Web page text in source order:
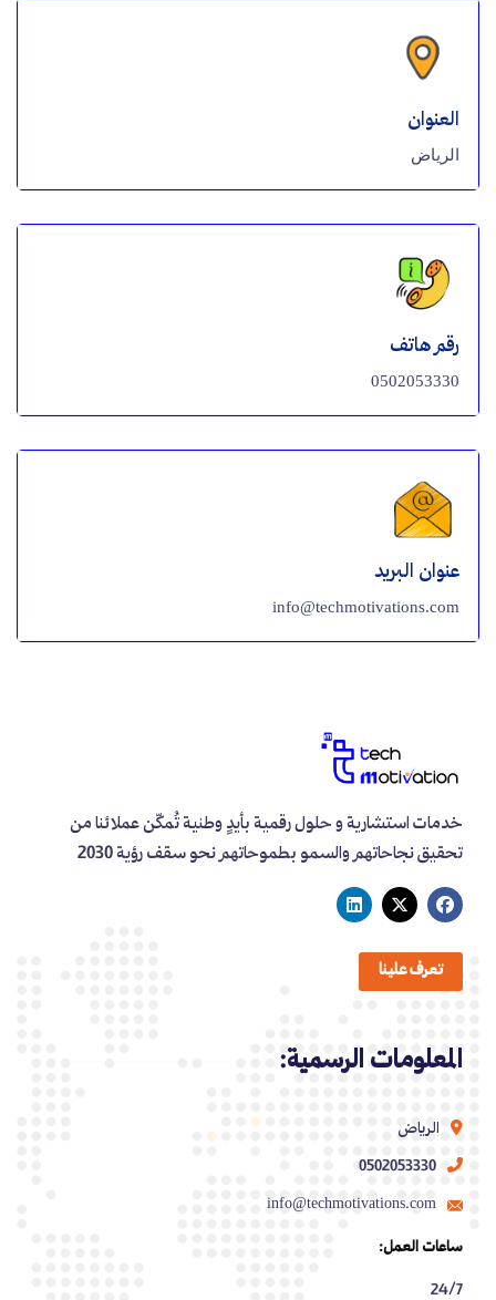
العنوان
الرياض
رقم هاتف
0502053330
عنوان البريد
info@techmotivations.com
خدمات استشارية و حلول رقمية بأيدٍ وطنية تُمكّن عملائنا من
تحقيق نجاحاتهم والسمو بطموحاتهم نحو سقف رؤية 2030
تعرف علينا
المعلومات الرسمية:
الرياض
0502053330
info@techmotivations.com
ساعات العمل:
24/7